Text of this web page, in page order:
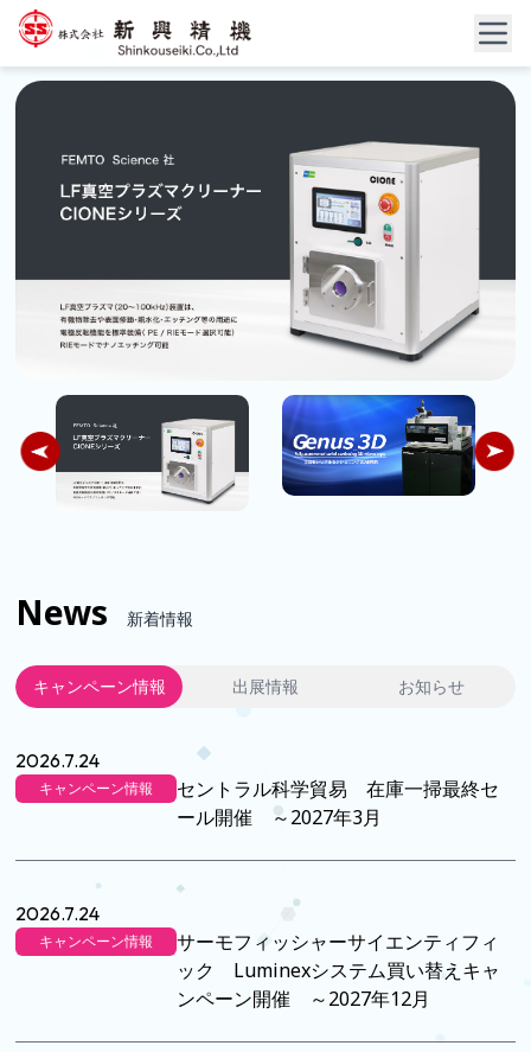
News 新着情報
キャンペーン情報 出展情報 お知らせ
2026.7.24
キャンペーン情報
セントラル科学貿易 在庫一掃最終セ
ール開催 ～2027年3月
2026.7.24
キャンペーン情報
サーモフィッシャーサイエンティフィ
ック Luminexシステム買い替えキャ
ンペーン開催 ～2027年12月